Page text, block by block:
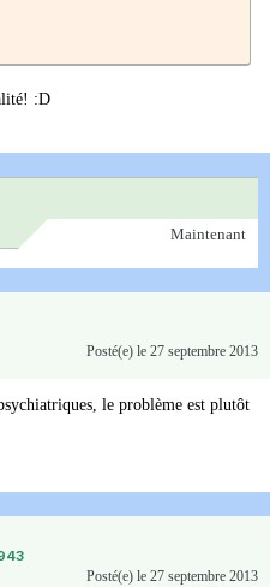
:D
Maintenant
Posté(e) le 27 septembre 2013
le problème est plutôt
Posté(e) le 27 septembre 2013